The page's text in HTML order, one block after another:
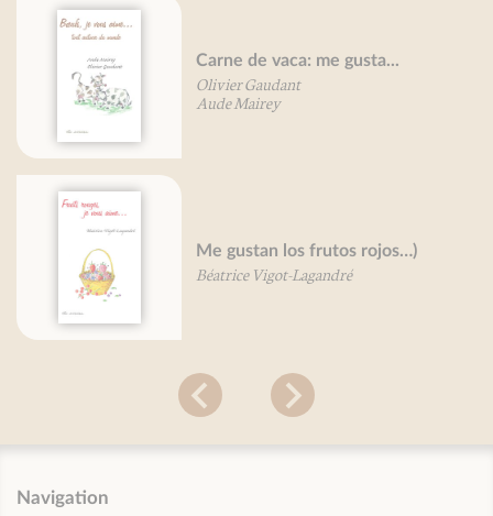
Carne de vaca: me gusta...
Olivier Gaudant
Aude Mairey
Me gustan los frutos rojos…)
Béatrice Vigot-Lagandré
Navigation